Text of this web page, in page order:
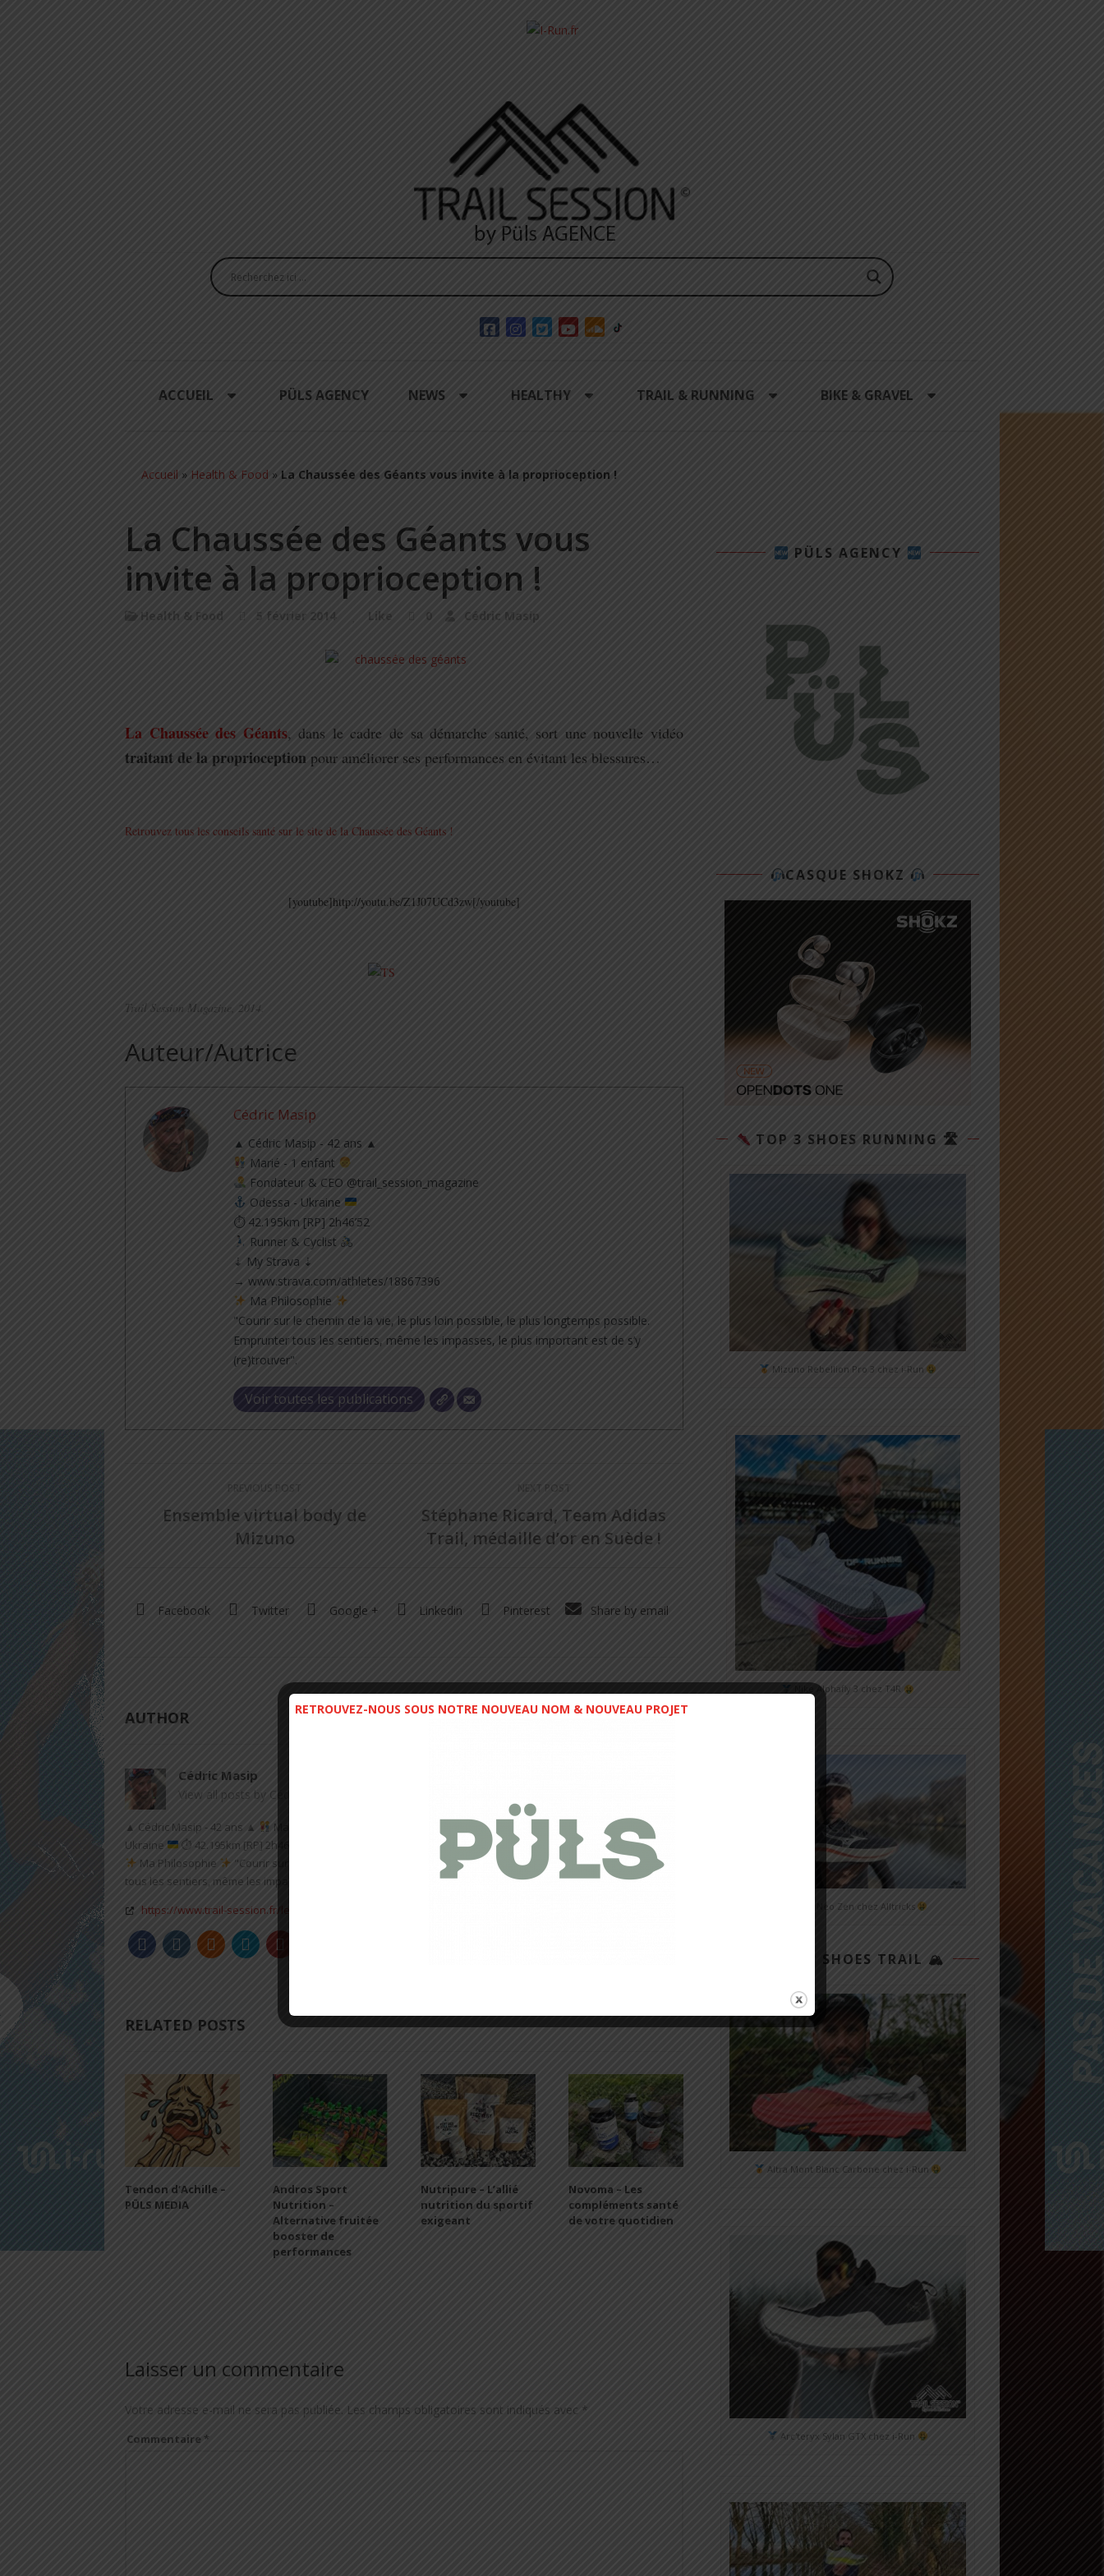
ACCUEIL PÜLS AGENCY NEWS HEALTHY TRAIL & RUNNING BIKE & GRAVEL
Accueil » Health & Food » La Chaussée des Géants vous invite à la proprioception !
La Chaussée des Géants vous
invite à la proprioception !
Health & Food 5 février 2014 Like 0 Cédric Masip
La Chaussée des Géants, dans le cadre de sa démarche santé, sort une nouvelle vidéo
traitant de la proprioception pour améliorer ses performances en évitant les blessures…
Retrouvez tous les conseils santé sur le site de la Chaussée des Géants !
[youtube]http://youtu.be/Z1J07UCd3zw[/youtube]
Trail Session Magazine, 2014.
Auteur/Autrice
Cédric Masip
▲ Cédric Masip - 42 ans ▲
Marié - 1 enfant
Fondateur & CEO @trail_session_magazine
Odessa - Ukraine
⏱ 42.195km [RP] 2h46’52
Runner & Cyclist
⇣ My Strava ⇣
→ www.strava.com/athletes/18867396
Ma Philosophie
"Courir sur le chemin de la vie, le plus loin possible, le plus longtemps possible.
Emprunter tous les sentiers, même les impasses, le plus important est de s’y
(re)trouver".
Voir toutes les publications
PREVIOUS POST
Ensemble virtual body de
Mizuno
NEXT POST
Stéphane Ricard, Team Adidas
Trail, médaille d’or en Suède !
Facebook Twitter Google + Linkedin Pinterest Share by email
AUTHOR
Cédric Masip
View all posts by Cédric Masip
▲ Cédric Masip - 42 ans ▲ Marié - 1 enfant Fondateur & CEO @trail_session_magazine
Odessa -
Ukraine
⏱ 42.195km [RP] 2h46’52
⇣ My Strava ⇣ → www.strava.com/athletes/18867396
Ma Philosophie
"Courir sur le chemin de la vie, le plus loin possible, le plus longtemps possible. Emprunter
tous les sentiers, même les impasses, le plus important est de s’y (re)trouver".
https://www.trail-session.fr/lequipe-de-trail-session/
RELATED POSTS
Tendon d’Achille –
PÜLS MEDIA
Andros Sport
Nutrition –
Alternative fruitée
booster de
performances
Nutripure – L’allié
nutrition du sportif
exigeant
Novoma – Les
compléments santé
de votre quotidien
Laisser un commentaire
Votre adresse e-mail ne sera pas publiée. Les champs obligatoires sont indiqués avec *
Commentaire*
PÜLS AGENCY
CASQUE SHOKZ
TOP 3 SHOES RUNNING 🛣
Mizuno Rebellion Pro 3 chez i-Run
Nike Alphafly 3 chez T4R
Mizuno Neo Zen chez Alltricks
TOP 3 SHOES TRAIL 🏔
Altra Mont Blanc Carbone chez i-Run
Arc'teryx Sylan GTX chez i-Run
RETROUVEZ-NOUS SOUS NOTRE NOUVEAU NOM & NOUVEAU PROJET